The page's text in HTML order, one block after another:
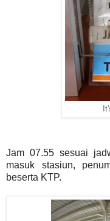
Jam 07.55 sesuai
masuk stasiun,
beserta KTP.